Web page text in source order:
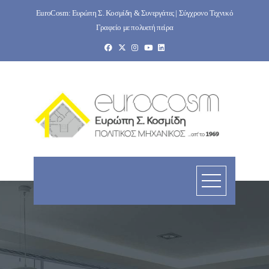
EuroCosm: Ευρώπη Σ. Κοσμίδη & Συνεργάτες | Σύγχρονο Τεχνικό
Γραφείο με πολυετή πείρα